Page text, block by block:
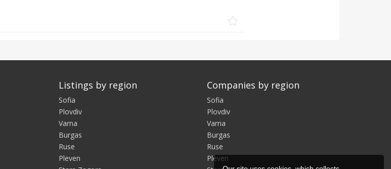
Listings by region
Sofia
Plovdiv
Varna
Burgas
Ruse
Pleven
Companies by region
Sofia
Plovdiv
Varna
Burgas
Ruse
Pleven